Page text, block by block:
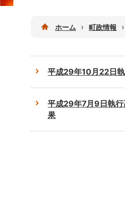
ホーム › 町政情報 ›
平成29年10月22日
平成29年7月9日執
果